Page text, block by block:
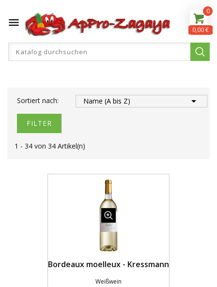

Sortiert nach: Name (A bis Z) 
FILTER
1 - 34 von 34 Artikel(n)
Bordeaux moelleux - Kressmann
Weißwein
0
0,00 €